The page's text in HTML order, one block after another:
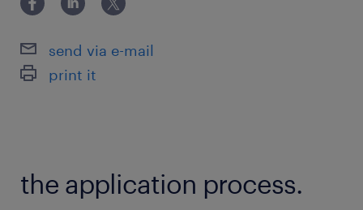
最寄駅
西武狭山線、西武池袋線／西所沢駅
西武新宿線、西武池袋線／所沢駅
完全週休2日制（土日祝休み）
send via e-mail
print it
the application process.